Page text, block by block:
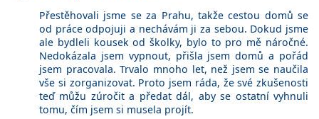
Přestěhovali jsme se za Prahu, takže cestou domů se
od práce odpojuji a nechávám ji za sebou. Dokud jsme
ale bydleli kousek od školky, bylo to pro mě náročné.
Nedokázala jsem vypnout, přišla jsem domů a pořád
jsem pracovala. Trvalo mnoho let, než jsem se naučila
vše si zorganizovat. Proto jsem ráda, že své zkušenosti
teď můžu zúročit a předat dál, aby se ostatní vyhnuli
tomu, čím jsem si musela projít.